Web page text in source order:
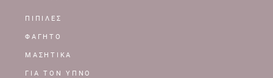
ΠΙΠΙΛΕΣ
ΦΑΓΗΤΟ
ΜΑΣΗΤΙΚΑ
ΓΙΑ ΤΟΝ ΥΠΝΟ